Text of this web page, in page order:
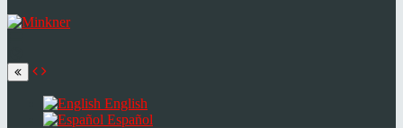
language
English
Español